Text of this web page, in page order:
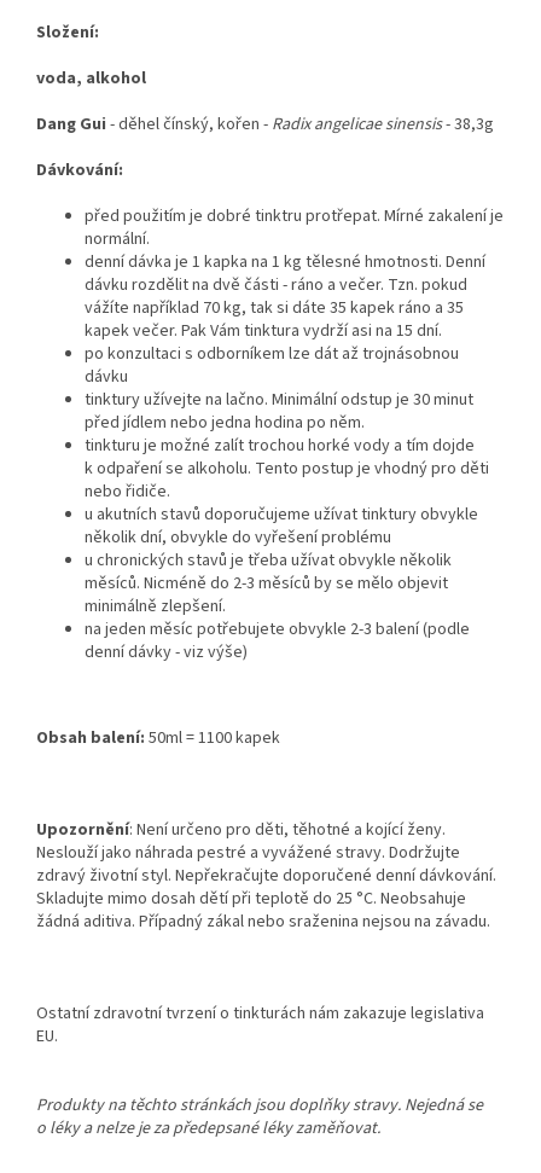
Složení:
voda, alkohol
Dang Gui - děhel čínský, kořen - Radix angelicae sinensis- 38,3g
Dávkování:
před použitím je dobré tinktru protřepat. Mírné zakalení je
normální.
denní dávka je 1 kapka na 1 kg tělesné hmotnosti. Denní
dávku rozdělit na dvě části - ráno a večer. Tzn. pokud
vážíte například 70 kg, tak si dáte 35 kapek ráno a 35
kapek večer. Pak Vám tinktura vydrží asi na 15 dní.
po konzultaci s odborníkem lze dát až trojnásobnou
dávku
tinktury užívejte na lačno. Minimální odstup je 30 minut
před jídlem nebo jedna hodina po něm.
tinkturu je možné zalít trochou horké vody a tím dojde
k odpaření se alkoholu. Tento postup je vhodný pro děti
nebo řidiče.
u akutních stavů doporučujeme užívat tinktury obvykle
několik dní, obvykle do vyřešení problému
u chronických stavů je třeba užívat obvykle několik
měsíců. Nicméně do 2-3 měsíců by se mělo objevit
minimálně zlepšení.
na jeden měsíc potřebujete obvykle 2-3 balení (podle
denní dávky - viz výše)
Obsah balení: 50ml = 1100 kapek
Upozornění: Není určeno pro děti, těhotné a kojící ženy.
Neslouží jako náhrada pestré a vyvážené stravy. Dodržujte
zdravý životní styl. Nepřekračujte doporučené denní dávkování.
Skladujte mimo dosah dětí při teplotě do 25 °C. Neobsahuje
žádná aditiva. Případný zákal nebo sraženina nejsou na závadu.
Ostatní zdravotní tvrzení o tinkturách nám zakazuje legislativa
EU.
Produkty na těchto stránkách jsou doplňky stravy. Nejedná se
o léky a nelze je za předepsané léky zaměňovat.